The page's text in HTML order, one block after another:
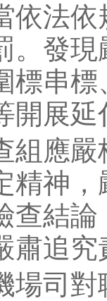
依法依
。發現
標串標
開展延
應嚴
精神，
查結論
肅追究
司對